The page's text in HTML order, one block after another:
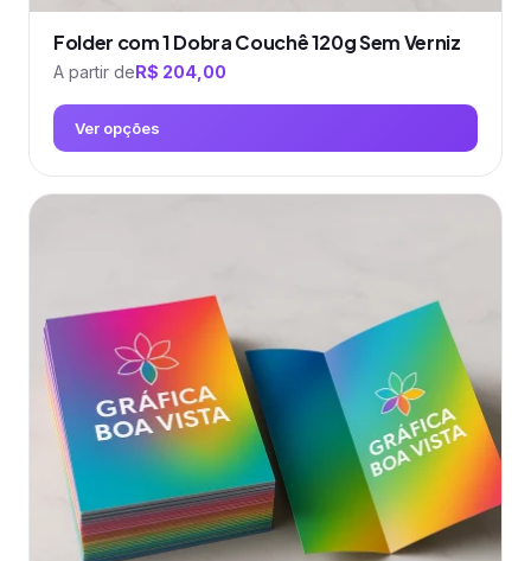
Folder com 1 Dobra Couchê 120g Sem Verniz
A partir deR$ 204,00
Ver opções
Este
produto
variantes.
As
opções
podem
ser
escolhidas
página